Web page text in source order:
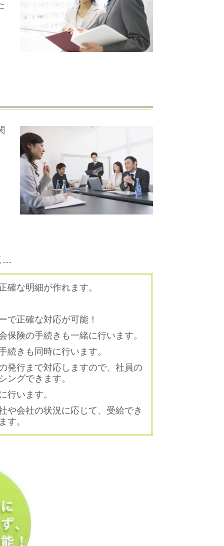
確な明細が作れます。
で正確な対応が可能！
険の手続きも一緒に行います。
続きも同時に行います。
発行まで対応しますので、社員の
ングできます。
行います。
や会社の状況に応じて、受給でき
す。